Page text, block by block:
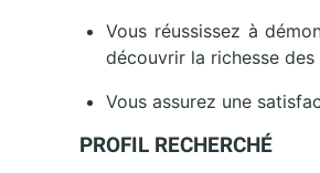
Vous réussissez à
découvrir la richesse des
Vous assurez une
PROFIL RECHERCHÉ